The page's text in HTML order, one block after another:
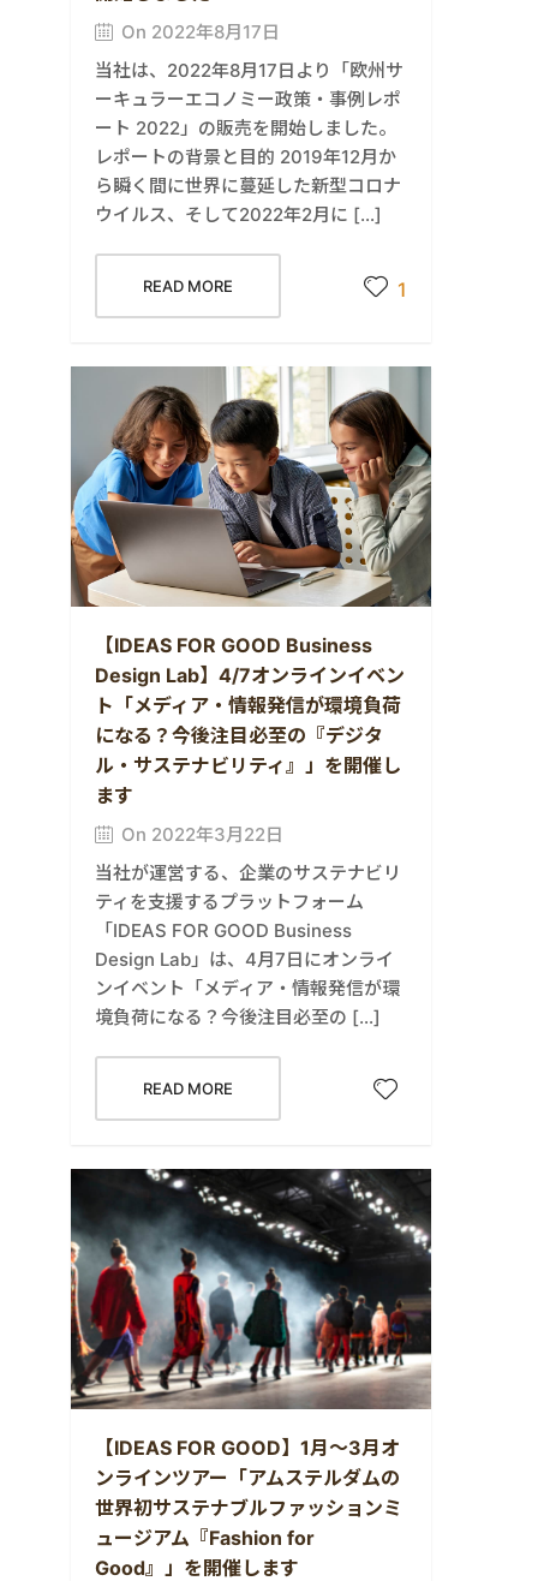
On 2022年8月17日
当社は、2022年8月17日より「欧州サ
ーキュラーエコノミー政策・事例レポ
ート 2022」の販売を開始しました。
レポートの背景と目的 2019年12月か
ら瞬く間に世界に蔓延した新型コロナ
ウイルス、そして2022年2月に […]
READ MORE 1
【IDEAS FOR GOOD Business
Design Lab】4/7オンラインイベン
ト「メディア・情報発信が環境負荷
になる？今後注目必至の『デジタ
ル・サステナビリティ』」を開催し
ます
On 2022年3月22日
当社が運営する、企業のサステナビリ
ティを支援するプラットフォーム
「IDEAS FOR GOOD Business
Design Lab」は、4月7日にオンライ
ンイベント「メディア・情報発信が環
境負荷になる？今後注目必至の […]
READ MORE
【IDEAS FOR GOOD】1月〜3月オ
ンラインツアー「アムステルダムの
世界初サステナブルファッションミ
ュージアム『Fashion for
Good』」を開催します